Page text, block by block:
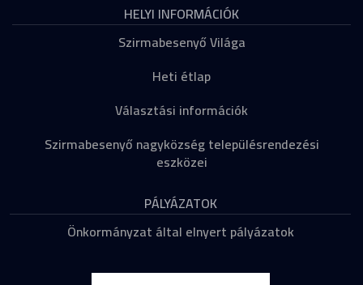
HELYI INFORMÁCIÓK
Szirmabesenyő Világa
Heti étlap
Választási információk
Szirmabesenyő nagyközség településrendezési
eszközei
PÁLYÁZATOK
Önkormányzat által elnyert pályázatok